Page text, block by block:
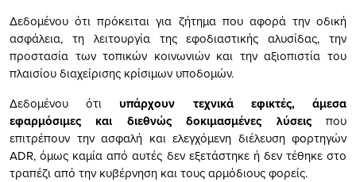
Δεδομένου ότι πρόκειται για ζήτημα που αφορά την οδική
ασφάλεια, τη λειτουργία της εφοδιαστικής αλυσίδας, την
προστασία των τοπικών κοινωνιών και την αξιοπιστία του
πλαισίου διαχείρισης κρίσιμων υποδομών.
Δεδομένου ότι υπάρχουν τεχνικά εφικτές, άμεσα
εφαρμόσιμες και διεθνώς δοκιμασμένες λύσειςπου
επιτρέπουν την ασφαλή και ελεγχόμενη διέλευση φορτηγών
ADR, όμως καμία από αυτές δεν εξετάστηκε ή δεν τέθηκε στο
τραπέζι από την κυβέρνηση και τους αρμόδιους φορείς.